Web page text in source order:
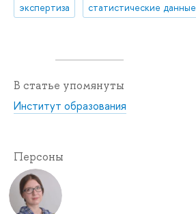
экспертиза
статистические данные
В статье упомянуты
Институт образования
Персоны